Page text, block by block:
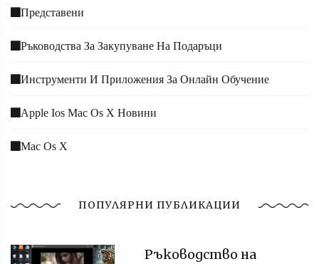
Представени
Ръководства За Закупуване На Подаръци
Инструменти И Приложения За Онлайн Обучение
Apple Ios Mac Os X Новини
Mac Os X
ПОПУЛЯРНИ ПУБЛИКАЦИИ
Ръководство на